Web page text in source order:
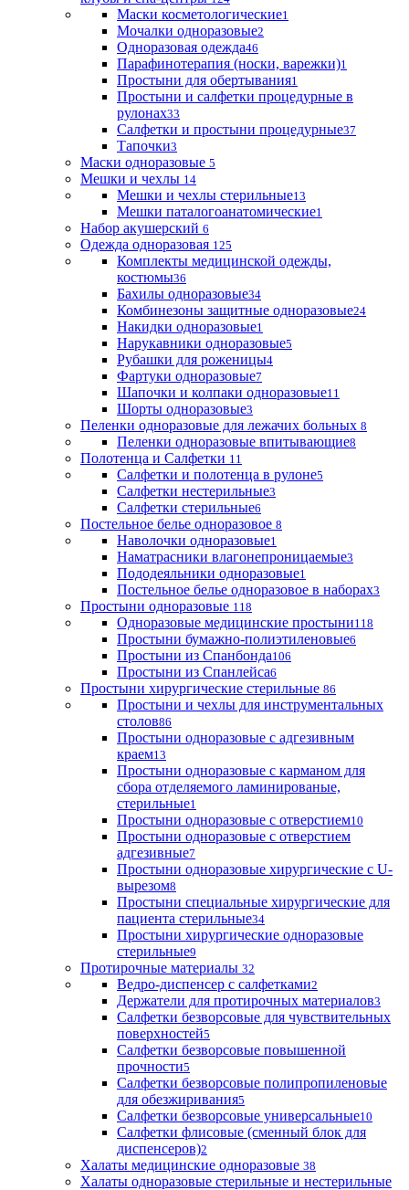
Маски косметологические1
Мочалки одноразовые2
Одноразовая одежда46
Парафинотерапия (носки, варежки)1
Простыни для обертывания1
Простыни и салфетки процедурные в
рулонах33
Салфетки и простыни процедурные37
Тапочки3
Маски одноразовые 5
Мешки и чехлы 14
Мешки и чехлы стерильные13
Мешки паталогоанатомические1
Набор акушерский 6
Одежда одноразовая 125
Комплекты медицинской одежды,
костюмы36
Бахилы одноразовые34
Комбинезоны защитные одноразовые24
Накидки одноразовые1
Нарукавники одноразовые5
Рубашки для роженицы4
Фартуки одноразовые7
Шапочки и колпаки одноразовые11
Шорты одноразовые3
Пеленки одноразовые для лежачих больных 8
Пеленки одноразовые впитывающие8
Полотенца и Салфетки 11
Салфетки и полотенца в рулоне5
Салфетки нестерильные3
Салфетки стерильные6
Постельное белье одноразовое 8
Наволочки одноразовые1
Наматрасники влагонепроницаемые3
Пододеяльники одноразовые1
Постельное белье одноразовое в наборах3
Простыни одноразовые 118
Одноразовые медицинские простыни118
Простыни бумажно-полиэтиленовые6
Простыни из Спанбонда106
Простыни из Спанлейса6
Простыни хирургические стерильные 86
Простыни и чехлы для инструментальных
столов86
Простыни одноразовые с адгезивным
краем13
Простыни одноразовые с карманом для
сбора отделяемого ламинированые,
стерильные1
Простыни одноразовые с отверстием10
Простыни одноразовые с отверстием
адгезивные7
Простыни одноразовые хирургические с U-
вырезом8
Простыни специальные хирургические для
пациента стерильные34
Простыни хирургические одноразовые
стерильные9
Протирочные материалы 32
Ведро-диспенсер с салфетками2
Держатели для протирочных материалов3
Салфетки безворсовые для чувствительных
поверхностей5
Салфетки безворсовые повышенной
прочности5
Салфетки безворсовые полипропиленовые
для обезжиривания5
Салфетки безворсовые универсальные10
Салфетки флисовые (сменный блок для
диспенсеров)2
Халаты медицинские одноразовые 38
Халаты одноразовые стерильные и нестерильные